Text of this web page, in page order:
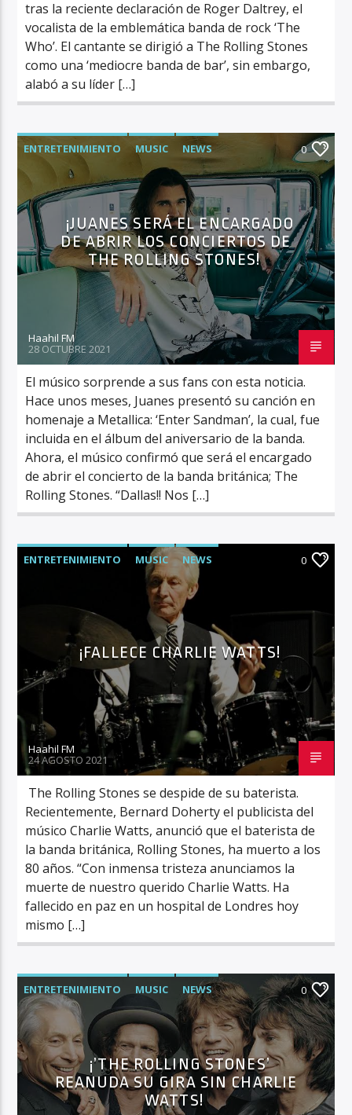
tras la reciente declaración de Roger Daltrey, el
vocalista de la emblemática banda de rock ‘The
Who’. El cantante se dirigió a The Rolling Stones
como una ‘mediocre banda de bar’, sin embargo,
alabó a su líder […]
ENTRETENIMIENTO MUSIC NEWS 0
¡JUANES SERÁ EL ENCARGADO
DE ABRIR LOS CONCIERTOS DE
THE ROLLING STONES!
Haahil FM
28 OCTUBRE 2021
El músico sorprende a sus fans con esta noticia.
Hace unos meses, Juanes presentó su canción en
homenaje a Metallica: ‘Enter Sandman’, la cual, fue
incluida en el álbum del aniversario de la banda.
Ahora, el músico confirmó que será el encargado
de abrir el concierto de la banda británica; The
Rolling Stones. ​“Dallas!! Nos […]
ENTRETENIMIENTO MUSIC NEWS 0
¡FALLECE CHARLIE WATTS!
Haahil FM
24 AGOSTO 2021
The Rolling Stones se despide de su baterista.
Recientemente, Bernard Doherty el publicista del
músico Charlie Watts, anunció que el baterista de
la banda británica, Rolling Stones, ha muerto a los
80 años. “Con inmensa tristeza anunciamos la
muerte de nuestro querido Charlie Watts. Ha
fallecido en paz en un hospital de Londres hoy
mismo […]
ENTRETENIMIENTO MUSIC NEWS 0
¡’THE ROLLING STONES’
REANUDA SU GIRA SIN CHARLIE
WATTS!